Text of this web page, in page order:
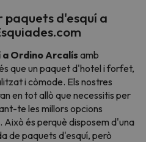
paquets d'esquí a
Ordino Arcalís amb
que un paquet d'hotel i forfet,
i còmode. Els nostres
en tot allò que necessitis per
te les millors opcions
és perquè disposem d'una
de paquets d'esquí, però